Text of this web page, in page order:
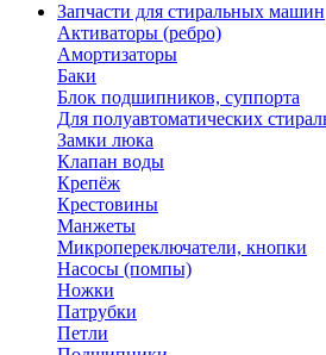
Запчасти для стиральных машин
Активаторы (ребро)
Амортизаторы
Баки
Блок подшипников, суппорта
Для полуавтоматических
Замки люка
Клапан воды
Крепёж
Крестовины
Манжеты
Микропереключатели, кнопки
Насосы (помпы)
Ножки
Патрубки
Петли